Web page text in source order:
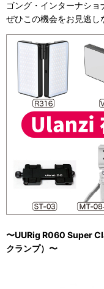
ゴング・インターナショ
ぜひこの機会をお見逃し
〜UURig R060 Super
クランプ）〜